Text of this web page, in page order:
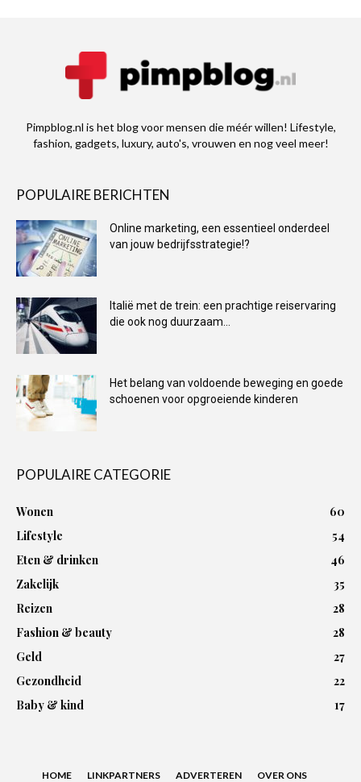
Pimpblog.nl is het blog voor mensen die méér willen! Lifestyle,
fashion, gadgets, luxury, auto's, vrouwen en nog veel meer!
POPULAIRE BERICHTEN
Online marketing, een essentieel onderdeel
van jouw bedrijfsstrategie!?
Italië met de trein: een prachtige reiservaring
die ook nog duurzaam...
Het belang van voldoende beweging en goede
schoenen voor opgroeiende kinderen
POPULAIRE CATEGORIE
Wonen
60
Lifestyle
54
Eten & drinken
46
Zakelijk
35
Reizen
28
Fashion & beauty
28
Geld
27
Gezondheid
22
Baby & kind
17
HOME LINKPARTNERS ADVERTEREN OVER ONS